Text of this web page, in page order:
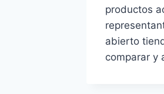
productos
abierto
comparar y